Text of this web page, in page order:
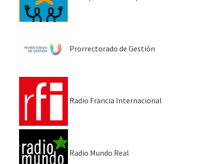
Prorrectorado de Gestión
Radio Francia Internacional
Radio Mundo Real